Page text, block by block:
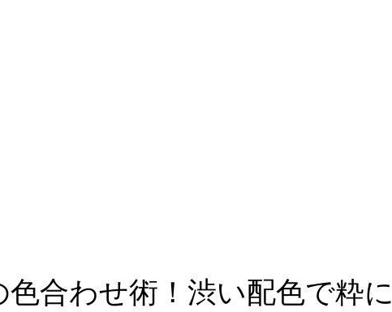
色合わせ術！渋い配色で粋に